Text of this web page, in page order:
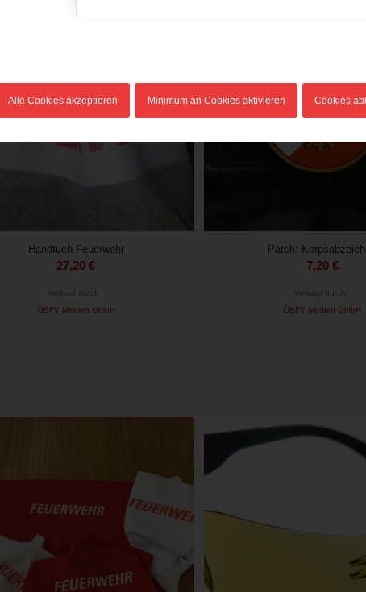
Alle Cookies akzeptieren Minimum an Cookies aktivieren Cookies
Handtuch Feuerwehr
27,20€
Verkauf durch :
ÖBFV Medien GmbH
Patch:
7,20 €
Verkauf durch :
ÖBFV Medien GmbH